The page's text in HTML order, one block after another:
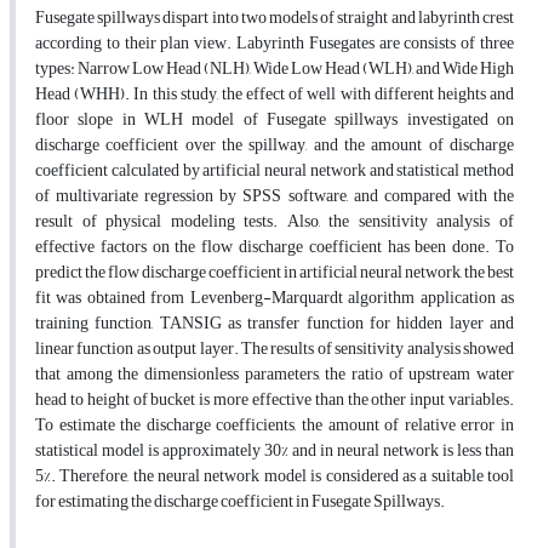
Fusegate spillways dispart into two models of straight and labyrinth crest
according to their plan view. Labyrinth Fusegates are consists of three
types: Narrow Low Head (NLH), Wide Low Head (WLH), and Wide High
Head (WHH). In this study, the effect of well with different heights and
floor slope in WLH model of Fusegate spillways investigated on
discharge coefficient over the spillway, and the amount of discharge
coefficient calculated by artificial neural network and statistical method
of multivariate regression by SPSS software, and compared with the
result of physical modeling tests. Also, the sensitivity analysis of
effective factors on the flow discharge coefficient has been done. To
predict the flow discharge coefficient in artificial neural network, the best
fit was obtained from Levenberg-Marquardt algorithm application as
training function, TANSIG as transfer function for hidden layer and
linear function as output layer. The results of sensitivity analysis showed
that among the dimensionless parameters, the ratio of upstream water
head to height of bucket is more effective than the other input variables.
To estimate the discharge coefficients, the amount of relative error in
statistical model is approximately 30% and in neural network is less than
5%. Therefore, the neural network model is considered as a suitable tool
for estimating the discharge coefficient in Fusegate Spillways.